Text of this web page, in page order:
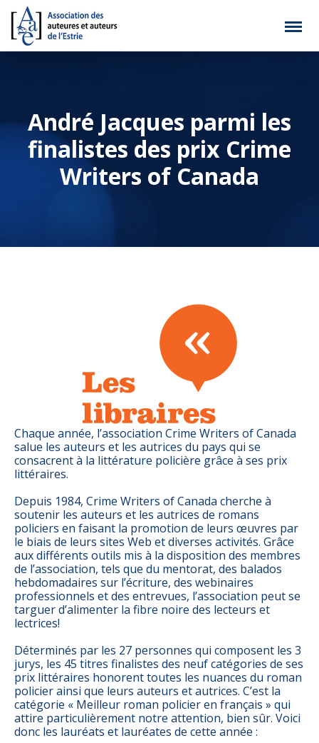
André Jacques parmi les
finalistes des prix Crime
Writers of Canada
Chaque année, l’association Crime Writers of Canada
salue les auteurs et les autrices du pays qui se
consacrent à la littérature policière grâce à ses prix
littéraires.
Depuis 1984, Crime Writers of Canada cherche à
soutenir les auteurs et les autrices de romans
policiers en faisant la promotion de leurs œuvres par
le biais de leurs sites Web et diverses activités. Grâce
aux différents outils mis à la disposition des membres
de l’association, tels que du mentorat, des balados
hebdomadaires sur l’écriture, des webinaires
professionnels et des entrevues, l’association peut se
targuer d’alimenter la fibre noire des lecteurs et
lectrices!
Déterminés par les 27 personnes qui composent les 3
jurys, les 45 titres finalistes des neuf catégories de ses
prix littéraires honorent toutes les nuances du roman
policier ainsi que leurs auteurs et autrices. C’est la
catégorie « Meilleur roman policier en français » qui
attire particulièrement notre attention, bien sûr. Voici
donc les lauréats et lauréates de cette année :